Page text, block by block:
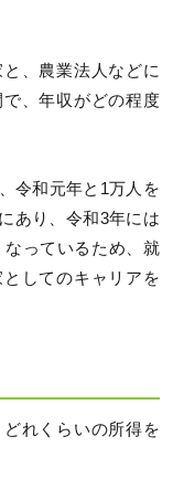
、農業法人などに
、年収がどの程度
令和元年と1万人を
あり、令和3年には
なっているため、就
してのキャリアを
れくらいの所得を